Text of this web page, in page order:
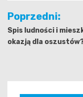
Nawigacja
wpisu
Poprzedni:
Spis ludności i
okazją dla